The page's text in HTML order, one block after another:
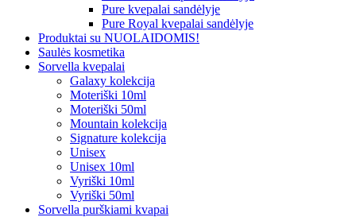
Pure kvepalai sandėlyje
Pure Royal kvepalai sandėlyje
Produktai su NUOLAIDOMIS!
Saulės kosmetika
Sorvella kvepalai
Galaxy kolekcija
Moteriški 10ml
Moteriški 50ml
Mountain kolekcija
Signature kolekcija
Unisex
Unisex 10ml
Vyriški 10ml
Vyriški 50ml
Sorvella purškiami kvapai